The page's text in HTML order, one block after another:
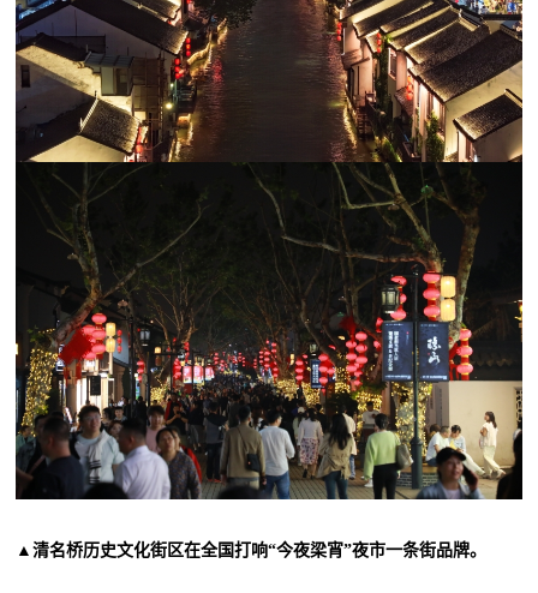
▲清名桥历史文化街区在全国打响“今夜梁宵”夜市一条街品牌。